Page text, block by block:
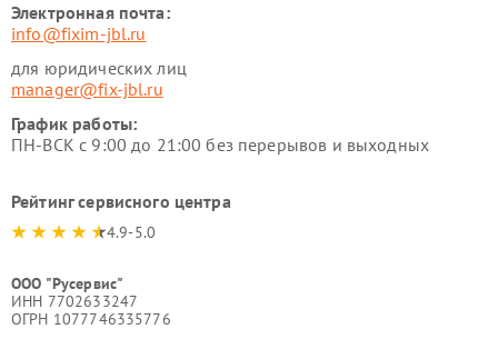
Электронная почта:
info@fixim-jbl.ru
для юридических лиц
manager@fix-jbl.ru
График работы:
ПН-ВСК с 9:00 до 21:00 без перерывов и выходных
Рейтинг сервисного центра
4.9-5.0
ООО "Русервис"
ИНН 7702633247
ОГРН 1077746335776